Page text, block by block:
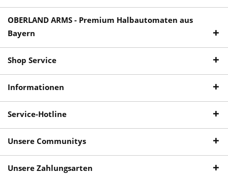
OBERLAND ARMS - Premium Halbautomaten aus
Bayern
Shop Service
Informationen
Service-Hotline
Unsere Communitys
Unsere Zahlungsarten